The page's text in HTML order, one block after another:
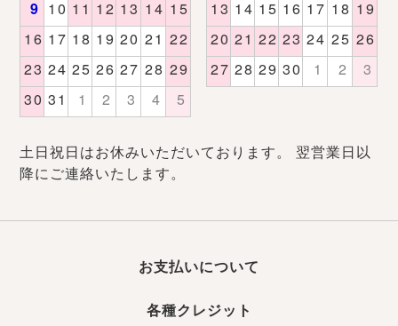
土日祝日はお休みいただいております。 翌営業日以
降にご連絡いたします。
お支払いについて
各種クレジット